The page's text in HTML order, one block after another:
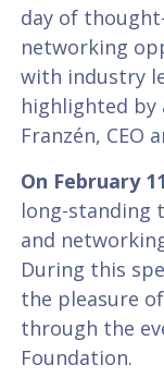
day of
networking
with industry
highlighted by
Franzén, CEO
On February
long-standing
and
During this
the pleasure
through the
Foundation.